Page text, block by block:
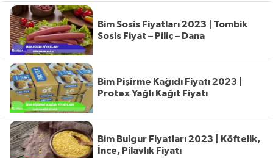
Bim Sosis Fiyatları 2023 | Tombik
Sosis Fiyat – Piliç – Dana
Bim Pişirme Kağıdı Fiyatı 2023 |
Protex Yağlı Kağıt Fiyatı
Bim Bulgur Fiyatları 2023 | Köftelik,
İnce, Pilavlık Fiyatı